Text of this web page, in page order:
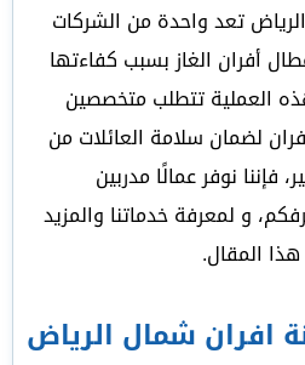
تعد واحدة من الشركات
أفران الغاز بسبب كفاءتها
العملية تتطلب متخصصين
لضمان سلامة العائلات من
فإننا نوفر عمالًا مدربين
و لمعرفة خدماتنا والمزيد
المقال.
افران شمال الرياض